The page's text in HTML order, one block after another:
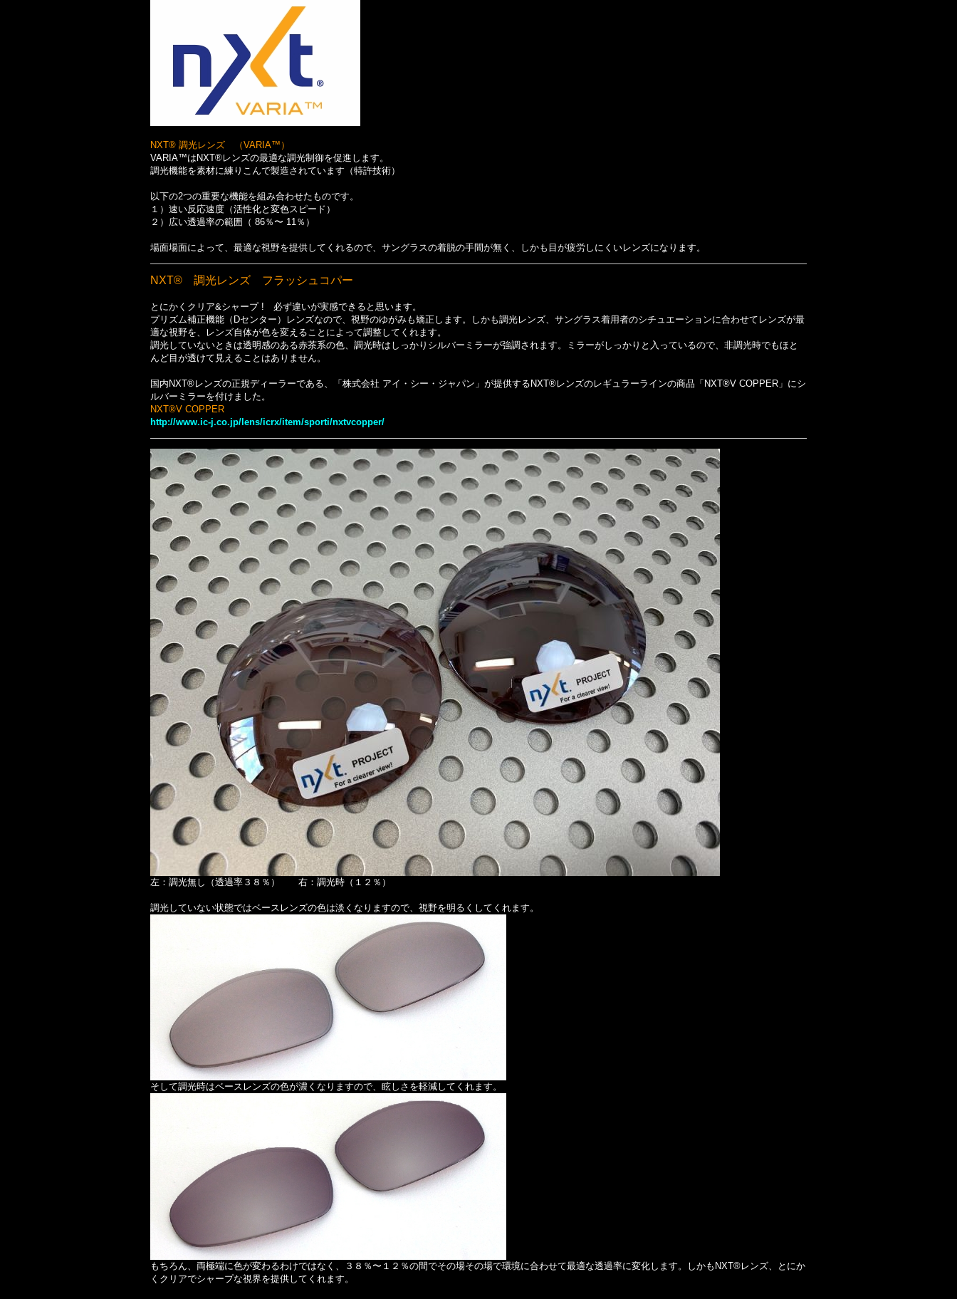
NXT® 調光レンズ （VARIA™）
VARIA™はNXT®レンズの最適な調光制御を促進します。
調光機能を素材に練りこんで製造されています（特許技術）
以下の2つの重要な機能を組み合わせたものです。
１）速い反応速度（活性化と変色スピード）
２）広い透過率の範囲（ 86％〜 11％）
場面場面によって、最適な視野を提供してくれるので、サングラスの着脱の手間が無く、 しかも目が疲労しにくいレンズになります。
NXT® 調光レンズ フラッシュコパー
とにかくクリア&シャープ ! 必ず違いが実感できると思います。
プリズム補正機能（Dセンター）レンズなので、視野のゆがみも矯正します。しかも調光レンズ、サングラス着用者のシチュエーションに合わせてレンズが最
適な視野を、レンズ自体が色を変えることによって調整してくれます。
調光していないときは透明感のある赤茶系の色、調光時はしっかりシルバーミラーが強調されます。ミラーがしっかりと入っているので、非調光時でもほと
んど目が透けて見えることはありません。
国内NXT®レンズの正規ディーラーである、「株式会社 アイ・シー・ジャパン」が提供するNXT®レンズのレギュラーラインの商品「NXT®V COPPER」にシ
ルバーミラーを付けました。
NXT®V COPPER
http://www.ic-j.co.jp/lens/icrx/item/sporti/nxtvcopper/
左：調光無し（透過率３８％） 右：調光時（１２％）
調光していない状態ではベースレンズの色は淡くなりますので、視野を明るくしてくれます。
そして調光時はベースレンズの色が濃くなりますので、眩しさを軽減してくれます。
もちろん、両極端に色が変わるわけではなく、３８％〜１２％の間でその場その場で環境に合わせて最適な透過率に変化します。
しかもNXT®レンズ、とにか
くクリアでシャープな視界を提供してくれます。